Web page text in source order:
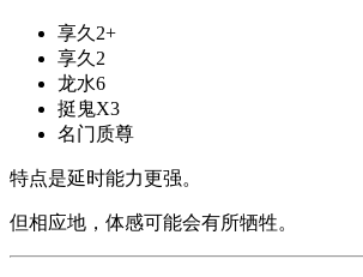
享久2+
享久2
龙水6
挺鬼X3
名门质尊
特点是延时能力更强。
但相应地，体感可能会有所牺牲。